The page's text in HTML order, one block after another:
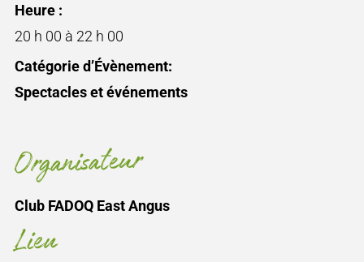
Heure :
20 h 00 à 22 h 00
Catégorie d’Évènement:
Spectacles et événements
Lieu
Organisateur
Club FADOQ East Angus